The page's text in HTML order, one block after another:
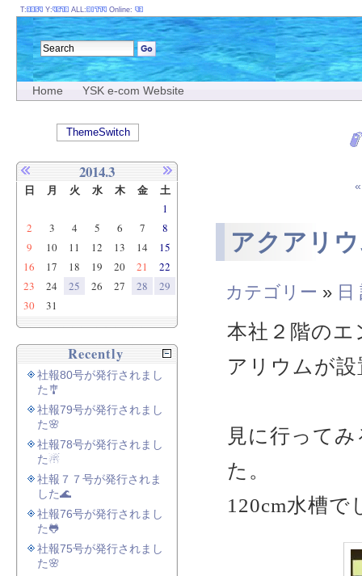
Home YSK e-com Website
アクアリ
カテゴリー » 日
本社２階の
アリウムが
見に行って
た。
120cm水槽
T: Y: ALL: Online:
ThemeSwitch
2014.3
日 月 火 水 木 金 土
1
2
3 4 5 6 7
8
9
10 11 12 13 14
15
16
17 18 19 20 21
22
23
24 25 26 27 28
29
30
31
Recently
社報80号が発行されまし
た🎐
社報79号が発行されまし
た🌸
社報78号が発行されまし
た☃
社報７７号が発行されま
した🌊
社報76号が発行されまし
た🐸
社報75号が発行されまし
た🌸